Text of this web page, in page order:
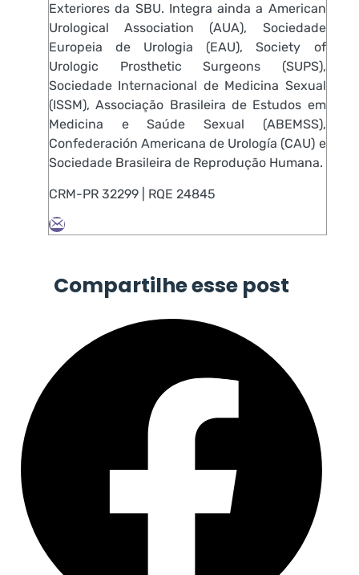
Exteriores da SBU. Integra ainda a American
Urological Association (AUA), Sociedade
Europeia de Urologia (EAU), Society of
Urologic Prosthetic Surgeons (SUPS),
Sociedade Internacional de Medicina Sexual
(ISSM), Associação Brasileira de Estudos em
Medicina e Saúde Sexual (ABEMSS),
Confederación Americana de Urología (CAU) e
Sociedade Brasileira de Reprodução Humana.
CRM-PR 32299 | RQE 24845
Compartilhe esse post